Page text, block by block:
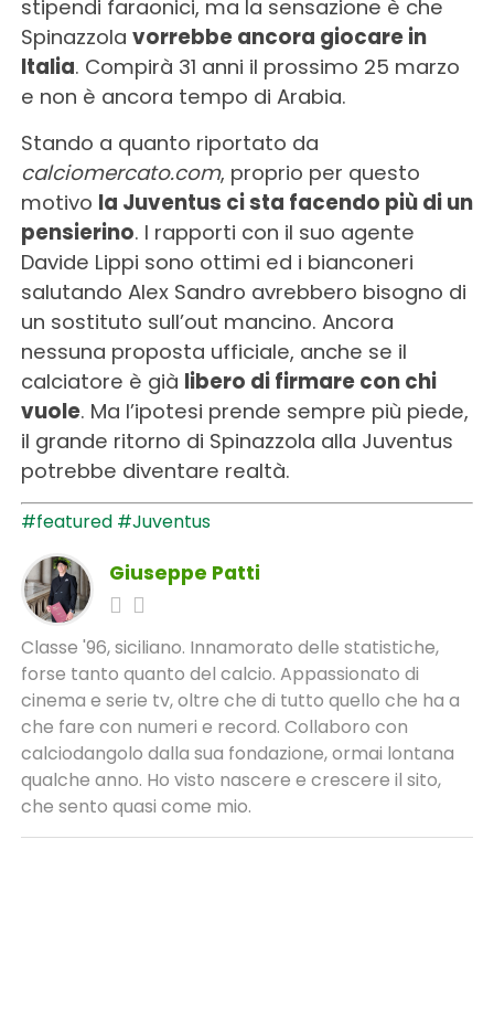
stipendi faraonici, ma la sensazione è che
Spinazzola vorrebbe ancora giocare in
Italia. Compirà 31 anni il prossimo 25 marzo
e non è ancora tempo di Arabia.
Stando a quanto riportato da
calciomercato.com, proprio per questo
motivo la Juventus ci sta facendo più di un
pensierino. I rapporti con il suo agente
Davide Lippi sono ottimi ed i bianconeri
salutando Alex Sandro avrebbero bisogno di
un sostituto sull’out mancino. Ancora
nessuna proposta ufficiale, anche se il
calciatore è già libero di firmare con chi
vuole. Ma l’ipotesi prende sempre più piede,
il grande ritorno di Spinazzola alla Juventus
potrebbe diventare realtà.
#featured #Juventus
Giuseppe Patti
Classe '96, siciliano. Innamorato delle statistiche,
forse tanto quanto del calcio. Appassionato di
cinema e serie tv, oltre che di tutto quello che ha a
che fare con numeri e record. Collaboro con
calciodangolo dalla sua fondazione, ormai lontana
qualche anno. Ho visto nascere e crescere il sito,
che sento quasi come mio.